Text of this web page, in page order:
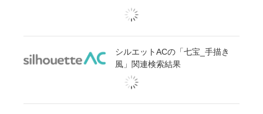
シルエットACの「七宝_手描き
風」関連検索結果